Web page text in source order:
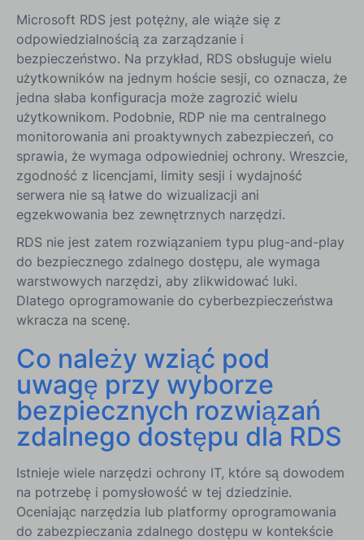
4. Menedżer Pulpitu Zdalnego Devolutions
5. SolarWinds Server & Application Monitor (SAM)
Podsumowujące myśli: Porównanie narzędzi w celu
wzmocnienia RDS
Microsoft RDS jest potężny, ale wiąże się z
odpowiedzialnością za zarządzanie i
bezpieczeństwo. Na przykład, RDS obsługuje wielu
użytkowników na jednym hoście sesji, co oznacza, że
jedna słaba konfiguracja może zagrozić wielu
użytkownikom. Podobnie, RDP nie ma centralnego
monitorowania ani proaktywnych zabezpieczeń, co
sprawia, że wymaga odpowiedniej ochrony. Wreszcie,
zgodność z licencjami, limity sesji i wydajność
serwera nie są łatwe do wizualizacji ani
egzekwowania bez zewnętrznych narzędzi.
RDS nie jest zatem rozwiązaniem typu plug-and-play
do bezpiecznego zdalnego dostępu, ale wymaga
warstwowych narzędzi, aby zlikwidować luki.
Dlatego oprogramowanie do cyberbezpieczeństwa
wkracza na scenę.
Co należy wziąć pod
uwagę przy wyborze
bezpiecznych rozwiązań
zdalnego dostępu dla RDS
Istnieje wiele narzędzi ochrony IT, które są dowodem
na potrzebę i pomysłowość w tej dziedzinie.
Oceniając narzędzia lub platformy oprogramowania
do zabezpieczania zdalnego dostępu w kontekście